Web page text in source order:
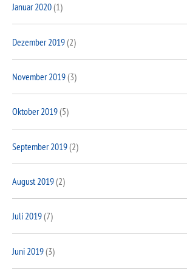
Januar 2020(1)
Dezember 2019(2)
November 2019(3)
Oktober 2019(5)
September 2019(2)
August 2019(2)
Juli 2019(7)
Juni 2019(3)